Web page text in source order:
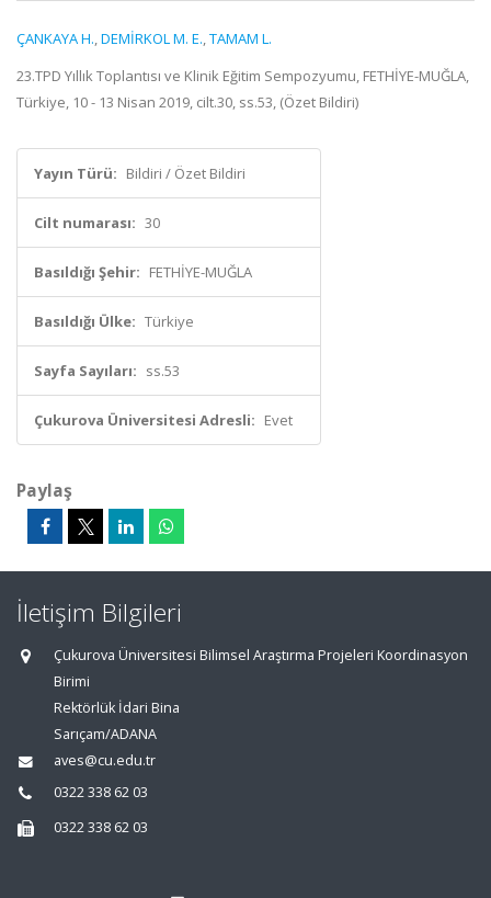
ÇANKAYA H.,DEMİRKOL M. E.,TAMAM L.
23.TPD Yıllık Toplantısı ve Klinik Eğitim Sempozyumu, FETHİYE-MUĞLA,
Türkiye, 10 - 13 Nisan 2019, cilt.30, ss.53, (Özet Bildiri)
Yayın Türü: Bildiri / Özet Bildiri
Cilt numarası: 30
Basıldığı Şehir: FETHİYE-MUĞLA
Basıldığı Ülke: Türkiye
Sayfa Sayıları: ss.53
Çukurova Üniversitesi Adresli: Evet
Paylaş
İletişim Bilgileri
Çukurova Üniversitesi Bilimsel Araştırma Projeleri Koordinasyon
Birimi
Rektörlük İdari Bina
Sarıçam/ADANA
aves@cu.edu.tr
0322 338 62 03
0322 338 62 03